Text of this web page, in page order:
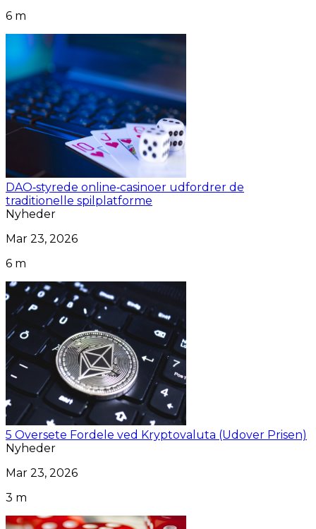
6 m
DAO‑styrede online‑casinoer udfordrer de
traditionelle spilplatforme
Nyheder
Mar 23, 2026
6 m
5 Oversete Fordele ved Kryptovaluta (Udover Prisen)
Nyheder
Mar 23, 2026
3 m